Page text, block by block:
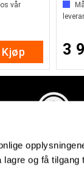
og få
vår
Kjøp 3
Industriveien 4
4879 Grimstad